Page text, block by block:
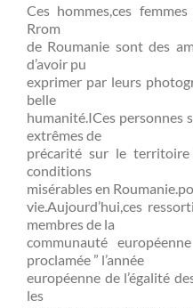
Ces hommes,ces
Rrom
de Roumanie sont des
d’avoir pu
exprimer par leurs
belle
humanité.ICes personnes
extrêmes de
précarité sur le
conditions
misérables en
vie.Aujourd’hui,ces
membres de la
communauté
proclamée ” l’année
européenne de l’égalité
les